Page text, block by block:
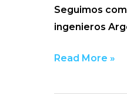
Seguimos
ingenieros
Read More »